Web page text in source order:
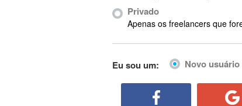
Ableton Live
Abstract Window Toolkit (AWT)
Privado
Apenas os freelancers que
Eu sou um: Novo usuário